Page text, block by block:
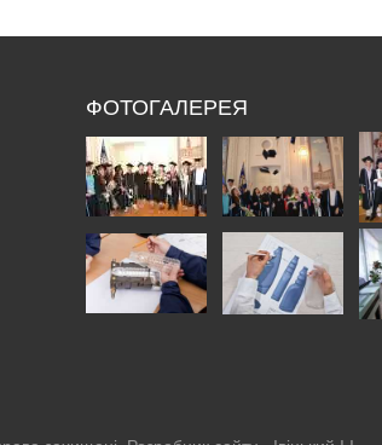
ФОТОГАЛЕРЕЯ